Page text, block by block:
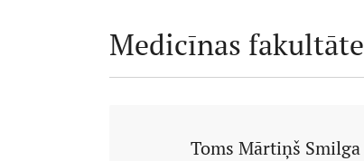
Medicīnas fakultāte
Toms Mārtiņš Smilga